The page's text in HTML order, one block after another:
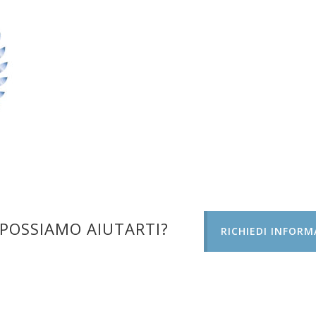
AIUTARTI? RICHIEDI